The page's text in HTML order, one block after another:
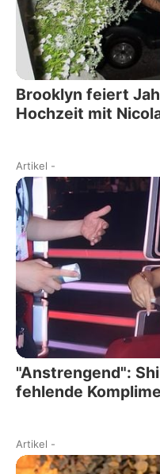
Brooklyn feiert
Hochzeit mit
Artikel -
"Anstrengend":
fehlende
Artikel -